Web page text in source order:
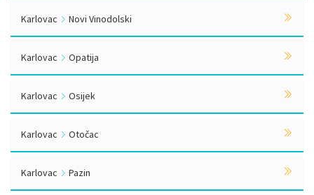
Karlovac Novi Vinodolski
Karlovac Opatija
Karlovac Osijek
Karlovac Otočac
Karlovac Pazin